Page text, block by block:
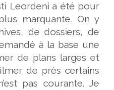
Leordeni a été pour
marquante. On y
de dossiers, de
à la base une
de plans larges et
de près certains
pas courante. Je